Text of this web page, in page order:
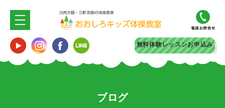
無料体験レッスンお申込み
ブログ